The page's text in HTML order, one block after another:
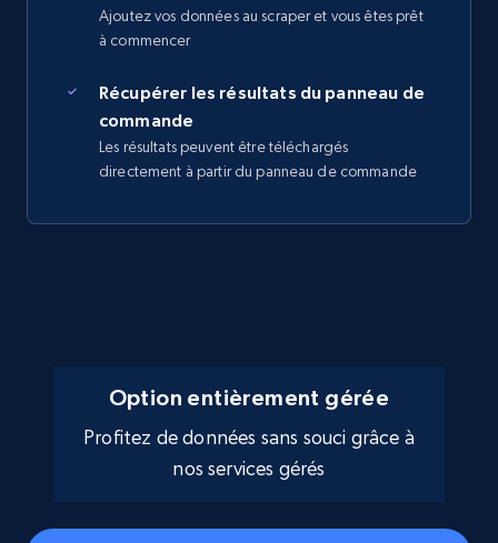
Ajoutez vos données au scraper et vous êtes prêt
à commencer
Récupérer les résultats du panneau de
commande
Les résultats peuvent être téléchargés
directement à partir du panneau de commande
Option entièrement gérée
Profitez de données sans souci grâce à
nos services gérés